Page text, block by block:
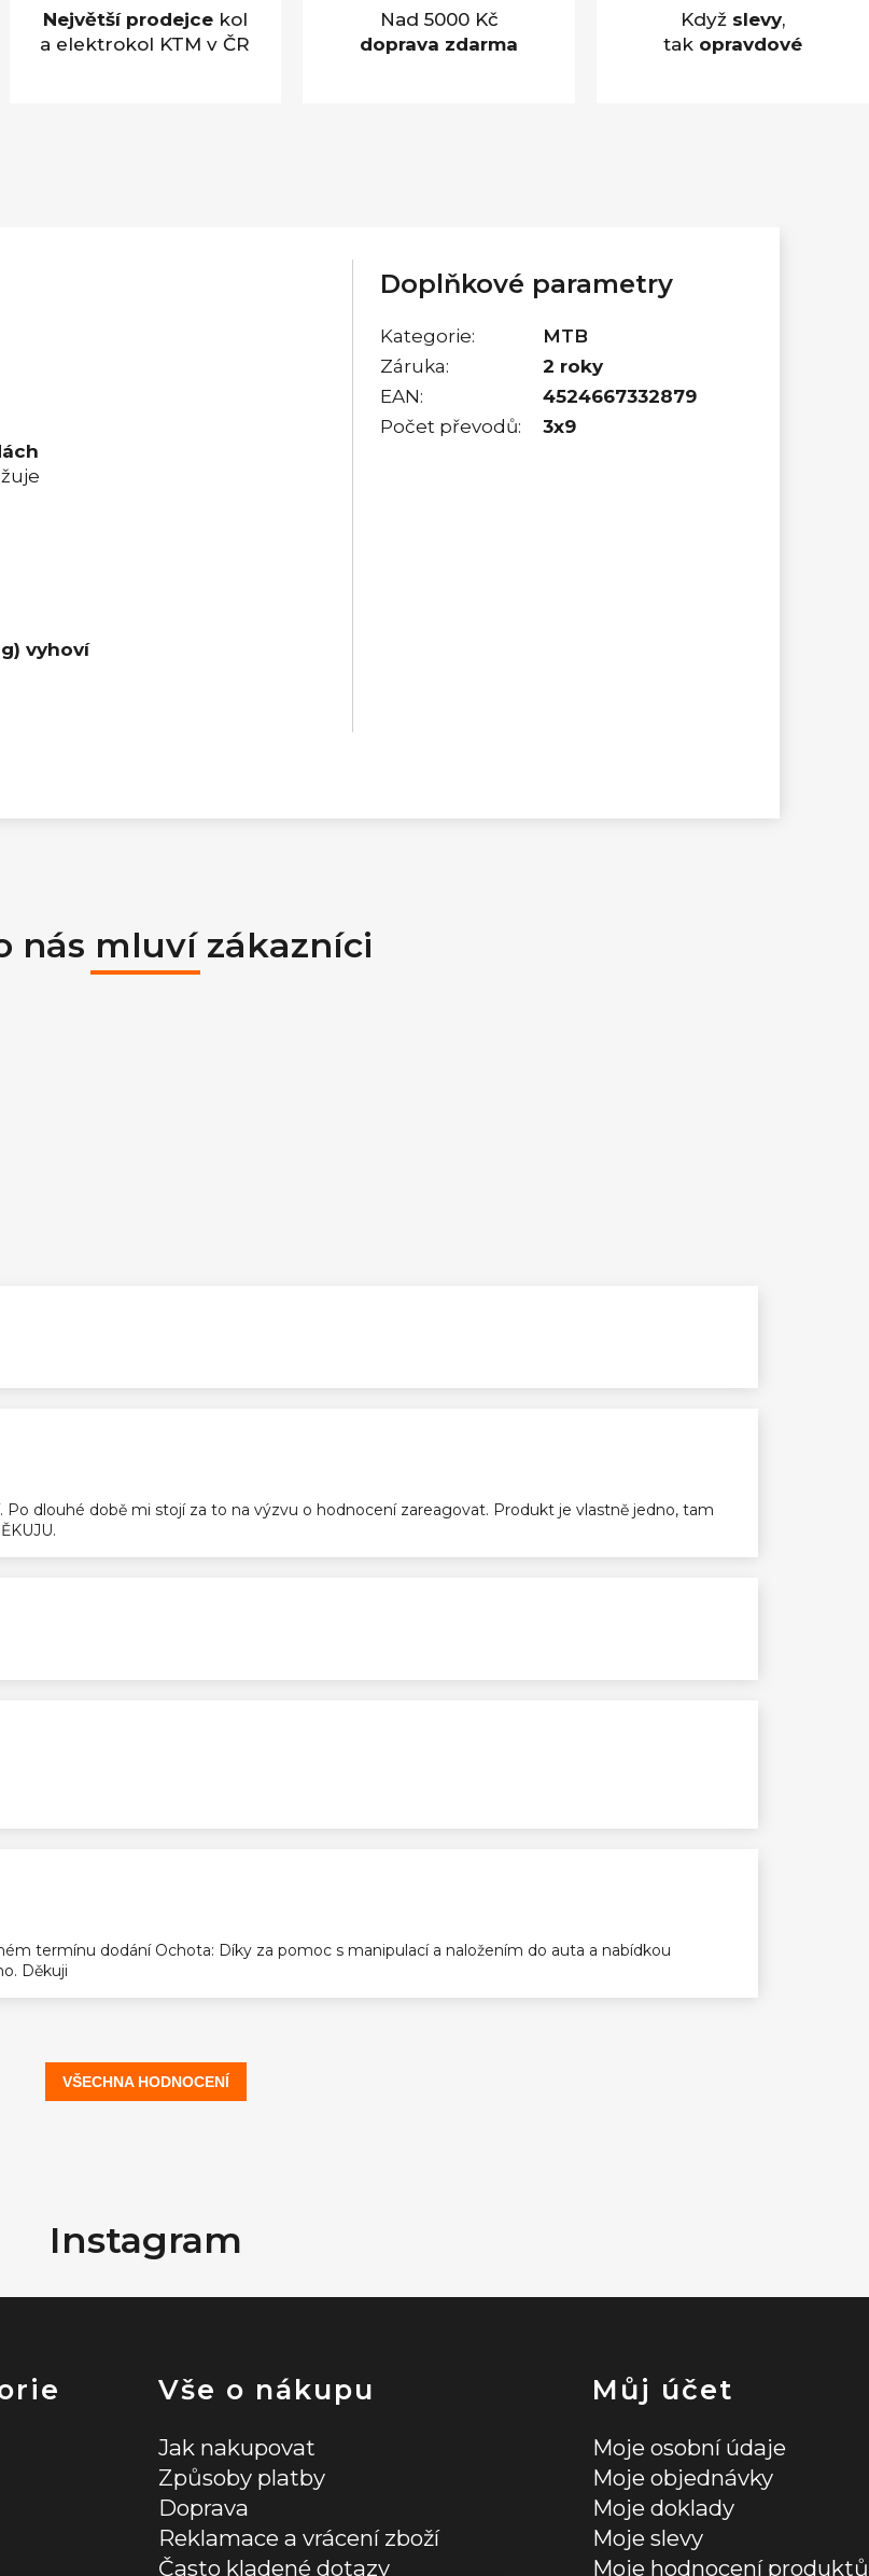
Největší prodejcekol
a elektrokol KTM v ČR
Nad 5000 Kč
doprava zdarma
Když slevy,
tak opravdové
vyhoví
Doplňkové parametry
Kategorie:
MTB
Záruka:
2 roky
EAN:
4524667332879
Počet převodů: 3x9
nás mluví zákazníci
Po dlouhé době mi stojí za to na výzvu o hodnocení zareagovat. Produkt je vlastně jedno, tam
termínu dodání Ochota: Díky za pomoc s manipulací a naložením do auta a nabídkou
Děkuji
VŠECHNA HODNOCENÍ
Instagram
Vše o nákupu
Jak nakupovat
Způsoby platby
Doprava
Reklamace a vrácení zboží
Často kladené dotazy
Můj účet
Moje osobní údaje
Moje objednávky
Moje doklady
Moje slevy
Moje hodnocení produktů